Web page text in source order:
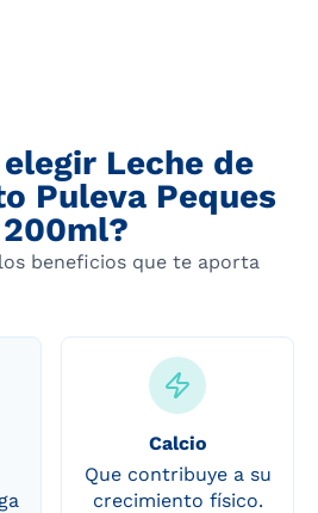
Leche de
Puleva Peques
beneficios que te aporta
Calcio
Que contribuye a su
crecimiento físico.